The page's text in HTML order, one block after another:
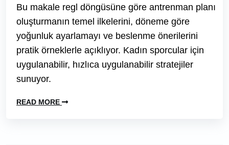
Bu makale regl döngüsüne göre antrenman planı
oluşturmanın temel ilkelerini, döneme göre
yoğunluk ayarlamayı ve beslenme önerilerini
pratik örneklerle açıklıyor. Kadın sporcular için
uygulanabilir, hızlıca uygulanabilir stratejiler
sunuyor.
READ MORE